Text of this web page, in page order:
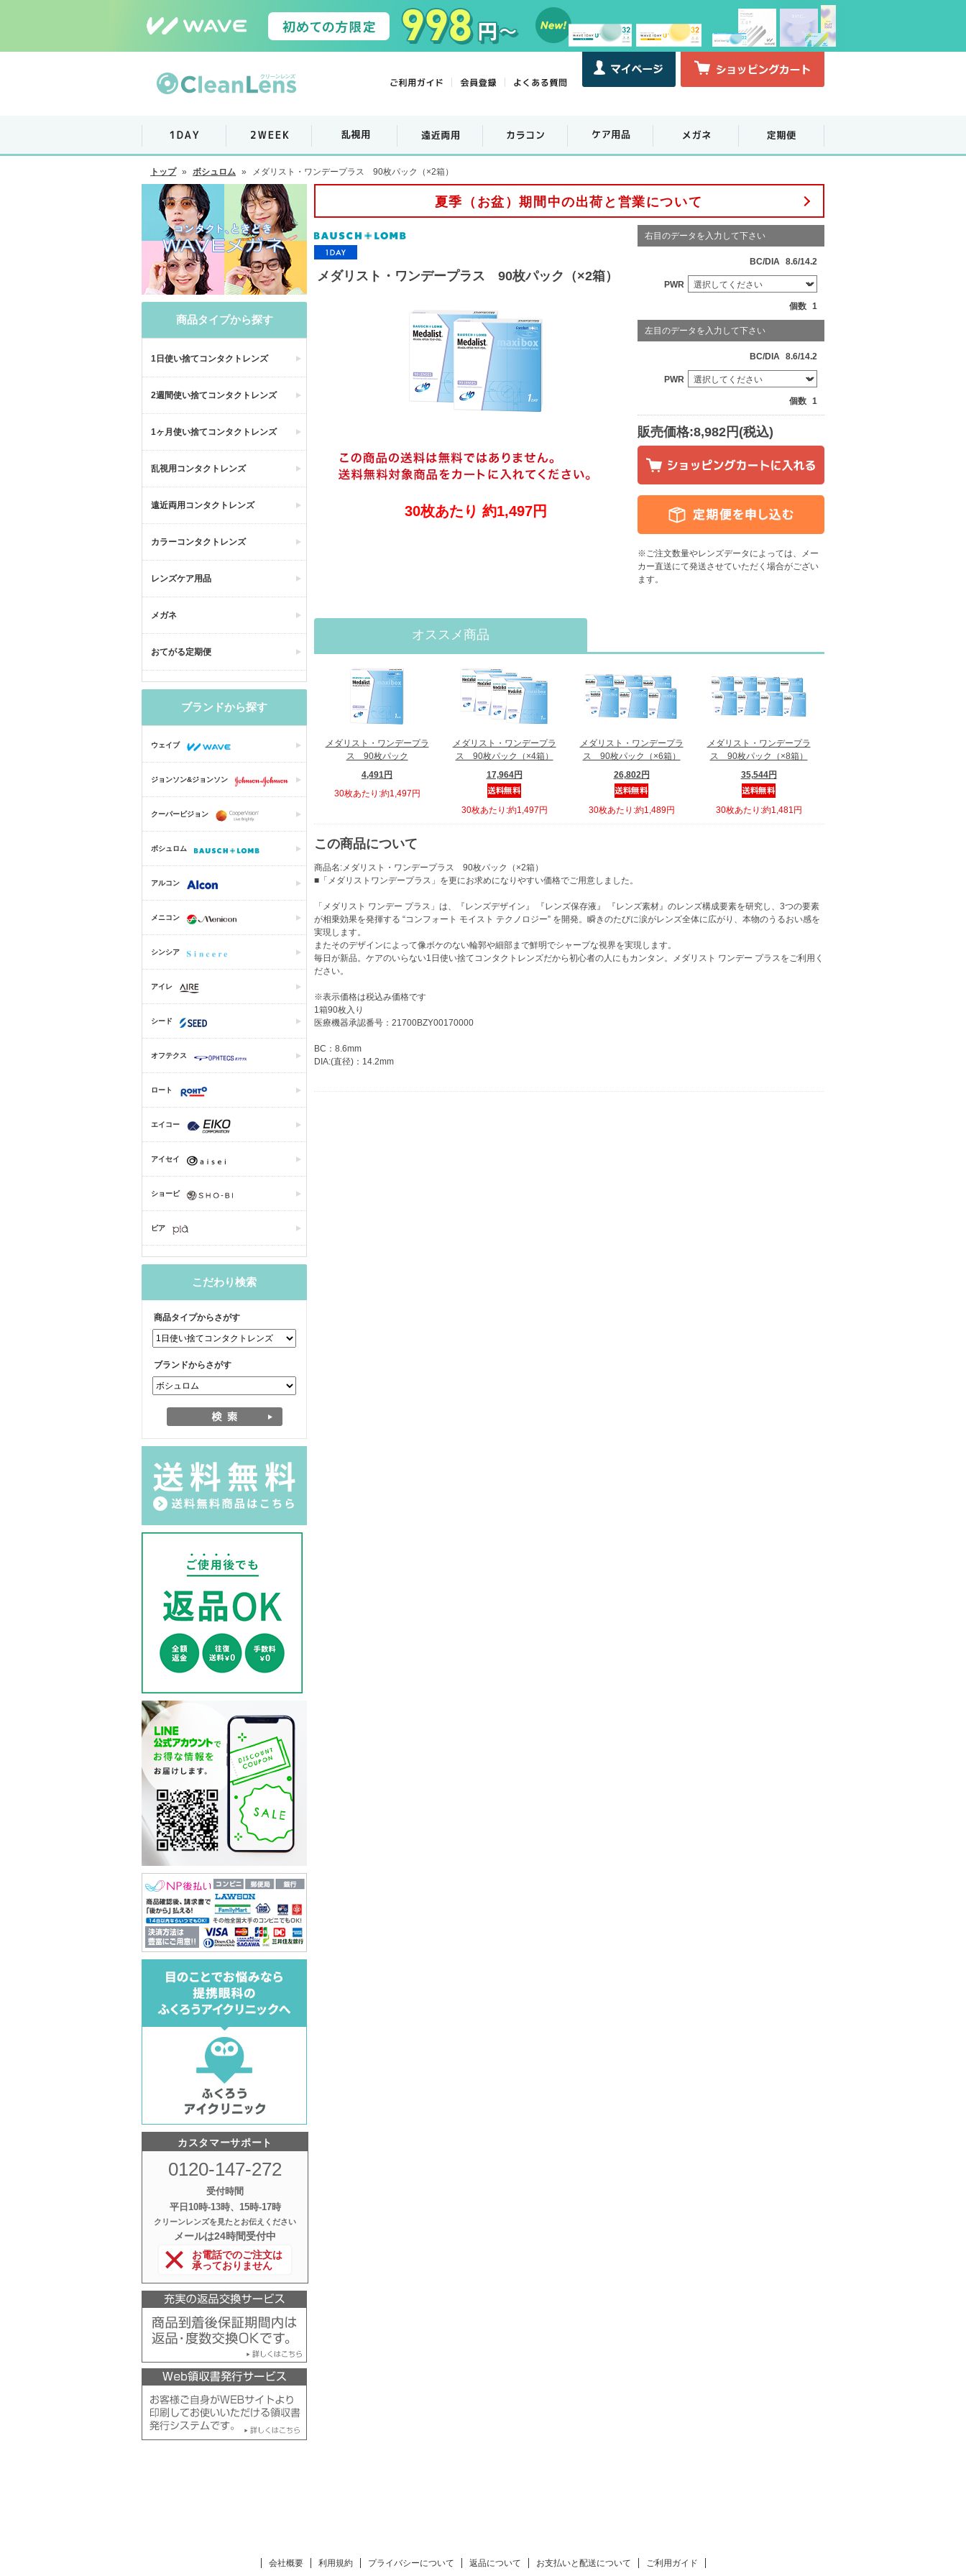
トップ » ボシュロム » メダリスト・ワンデープラス 90枚パック（×2箱）
商品タイプから探す
1日使い捨てコンタクトレンズ
2週間使い捨てコンタクトレンズ
1ヶ月使い捨てコンタクトレンズ
乱視用コンタクトレンズ
遠近両用コンタクトレンズ
カラーコンタクトレンズ
レンズケア用品
メガネ
おてがる定期便
ブランドから探す
ウェイブ
ジョンソン&ジョンソン
クーパービジョン
ボシュロム
アルコン
メニコン
シンシア
アイレ
シード
オフテクス
ロート
エイコー
アイセイ
ショービ
ピア
こだわり検索
商品タイプからさがす
ブランドからさがす
カスタマーサポート
0120-147-272
受付時間
平日10時‐13時、15時‐17時
クリーンレンズを見たとお伝えください
メールは24時間受付中
お電話でのご注文は
承っておりません
夏季（お盆）期間中の出荷と営業について
メダリスト・ワンデープラス 90枚パック（×2箱）
30枚あたり 約1,497円
右目のデータを入力して下さい
BC/DIA 8.6/14.2
PWR
個数 1
左目のデータを入力して下さい
BC/DIA 8.6/14.2
PWR
個数 1
販売価格:8,982円(税込)
※ご注文数量やレンズデータによっては、メー
カー直送にて発送させていただく場合がござい
ます。
オススメ商品
メダリスト・ワンデープラ
ス 90枚パック
4,491円
30枚あたり:約1,497円
メダリスト・ワンデープラ
ス 90枚パック（×4箱）
17,964円
30枚あたり:約1,497円
メダリスト・ワンデープラ
ス 90枚パック（×6箱）
26,802円
30枚あたり:約1,489円
メダリスト・ワンデープラ
ス 90枚パック（×8箱）
35,544円
30枚あたり:約1,481円
この商品について
商品名:メダリスト・ワンデープラス 90枚パック（×2箱）
■「メダリストワンデープラス」を更にお求めになりやすい価格でご用意しました。
「メダリスト ワンデー プラス」は、『レンズデザイン』 『レンズ保存液』 『レンズ素材』のレンズ構成要素を研究し、3つの要素
が相乗効果を発揮する “コンフォート モイスト テクノロジー” を開発。瞬きのたびに涙がレンズ全体に広がり、本物のうるおい感を
実現します。
またそのデザインによって像ボケのない輪郭や細部まで鮮明でシャープな視界を実現します。
毎日が新品。ケアのいらない1日使い捨てコンタクトレンズだから初心者の人にもカンタン。メダリスト ワンデー プラスをご利用く
ださい。
※表示価格は税込み価格です
1箱90枚入り
医療機器承認番号：21700BZY00170000
BC：8.6mm
DIA:(直径)：14.2mm
会社概要 利用規約 プライバシーについて 返品について お支払いと配送について ご利用ガイド